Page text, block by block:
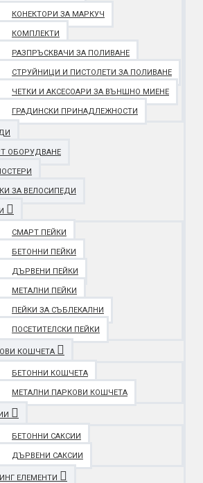
КОНЕКТОРИ ЗА МАРКУЧ
КОМПЛЕКТИ
РАЗПРЪСКВАЧИ ЗА ПОЛИВАНЕ
СТРУЙНИЦИ И ПИСТОЛЕТИ ЗА ПОЛИВАНЕ
ЧЕТКИ И АКСЕСОАРИ ЗА ВЪНШНО МИЕНЕ
ГРАДИНСКИ ПРИНАДЛЕЖНОСТИ
ОБОРУДВАНЕ
ЗА ВЕЛОСИПЕДИ
СМАРТ ПЕЙКИ
БЕТОННИ ПЕЙКИ
ДЪРВЕНИ ПЕЙКИ
МЕТАЛНИ ПЕЙКИ
ПЕЙКИ ЗА СЪБЛЕКАЛНИ
ПОСЕТИТЕЛСКИ ПЕЙКИ
КОШЧЕТА
БЕТОННИ КОШЧЕТА
МЕТАЛНИ ПАРКОВИ КОШЧЕТА
БЕТОННИ САКСИИ
ДЪРВЕНИ САКСИИ
ЕЛЕМЕНТИ